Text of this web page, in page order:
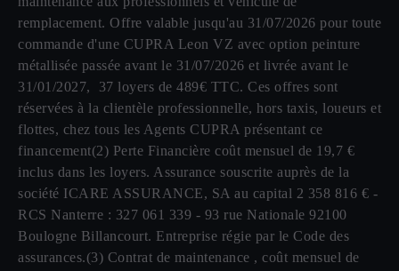
remplacement. Offre valable jusqu'au 31/07/2026 pour toute
commande d'une CUPRA Leon VZ avec option peinture
métallisée passée avant le 31/07/2026 et livrée avant le
31/01/2027, 37 loyers de 489€ TTC. Ces offres sont
réservées à la clientèle professionnelle, hors taxis, loueurs et
flottes, chez tous les Agents CUPRA présentant ce
financement(2) Perte Financière coût mensuel de 19,7 €
inclus dans les loyers. Assurance souscrite auprès de la
société ICARE ASSURANCE, SA au capital 2 358 816 € -
RCS Nanterre : 327 061 339 - 93 rue Nationale 92100
Boulogne Billancourt. Entreprise régie par le Code des
assurances.(3) Contrat de maintenance , coût mensuel de